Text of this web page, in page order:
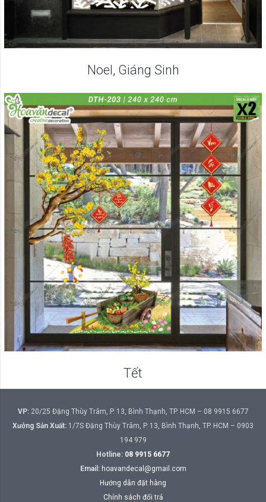
Noel, Giáng Sinh
Tết
VP:20/25 Đặng Thùy Trâm, P. 13, Bình Thạnh, TP. HCM – 08 9915 6677
Xưởng Sản Xuất: 1/7S Đặng Thùy Trâm, P. 13, Bình Thạnh, TP. HCM – 0903
194 979
Hotline: 08 9915 6677
Email: hoavandecal@gmail.com
Hướng dẫn đặt hàng
Chính sách đổi trả